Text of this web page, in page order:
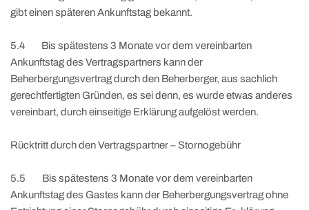
gibt einen späteren Ankunftstag bekannt.
5.4 Bis spätestens 3 Monate vor dem vereinbarten
Ankunftstag des Vertragspartners kann der
Beherbergungsvertrag durch den Beherberger, aus sachlich
gerechtfertigten Gründen, es sei denn, es wurde etwas anderes
vereinbart, durch einseitige Erklärung aufgelöst werden.
Rücktritt durch den Vertragspartner – Stornogebühr
5.5 Bis spätestens 3 Monate vor dem vereinbarten
Ankunftstag des Gastes kann der Beherbergungsvertrag ohne